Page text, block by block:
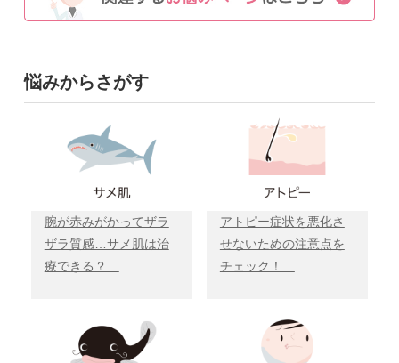
悩みからさがす
腕が赤みがかってザラ
ザラ質感…サメ肌は治
療できる？…
アトピー症状を悪化さ
せないための注意点を
チェック！…